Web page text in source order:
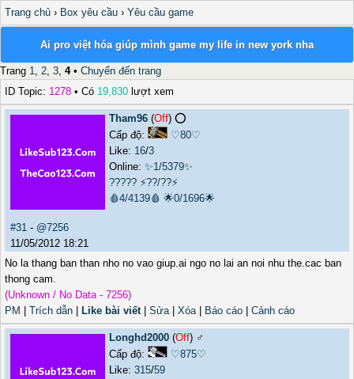
Trang chủ › Box yêu cầu › Yêu cầu game
Ai pro việt hóa giúp mình game my life in new york nha
Trang 1, 2, 3, 4• Chuyển đến trang
ID Topic: 1278 • Có 19,830 lượt xem
Tham96 (Off) ⭕️
Cấp độ:
♡80♡
Like: 16/3
Online: ✨1/5379✨
????? ⚡??/??⚡
🩸4/4139🩸 🌟0/1696🌟
#31 - @7256
11/05/2012 18:21
No la thang ban than nho no vao giup.ai ngo no lai an noi nhu the.cac ban
thong cam.
(Unknown / No Data - 7256)
PM
Trích dẫn Like bài viết| Sửa| Xóa| Báo cáo Cảnh cáo
Longhd2000 (Off) ♂️
Cấp độ:
♡875♡
Like: 315/59